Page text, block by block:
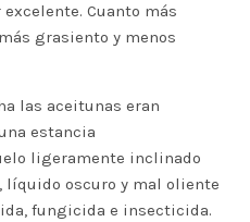
Cuanto más
grasiento y menos
las aceitunas eran
estancia
ligeramente inclinado
líquido oscuro y mal oliente
fungicida e insecticida.